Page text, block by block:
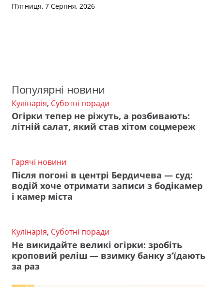
П’ятниця, 7 Серпня, 2026
Популярні новини
Кулінарія, Суботні поради
Огірки тепер не ріжуть, а розбивають:
літній салат, який став хітом соцмереж
Гарячі новини
Після погоні в центрі Бердичева — суд:
водій хоче отримати записи з бодікамер
і камер міста
Кулінарія, Суботні поради
Не викидайте великі огірки: зробіть
кроповий реліш — взимку банку з’їдають
за раз